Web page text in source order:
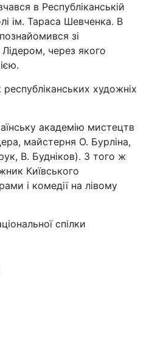
в Республіканській
ім. Тараса Шевченка. В
зі
через якого
художніх
академію мистецтв
майстерня О. Бурліна,
В. Будніков). З того ж
Київського
і комедії на лівому
спілки